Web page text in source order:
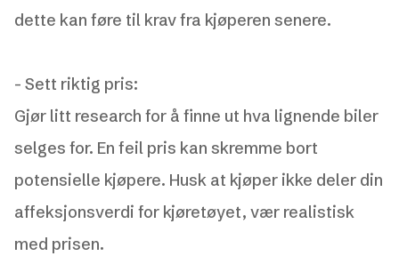
dette kan føre til krav fra kjøperen senere.
- Sett riktig pris:
Gjør litt research for å finne ut hva lignende biler
selges for. En feil pris kan skremme bort
potensielle kjøpere. Husk at kjøper ikke deler din
affeksjonsverdi for kjøretøyet, vær realistisk
med prisen.